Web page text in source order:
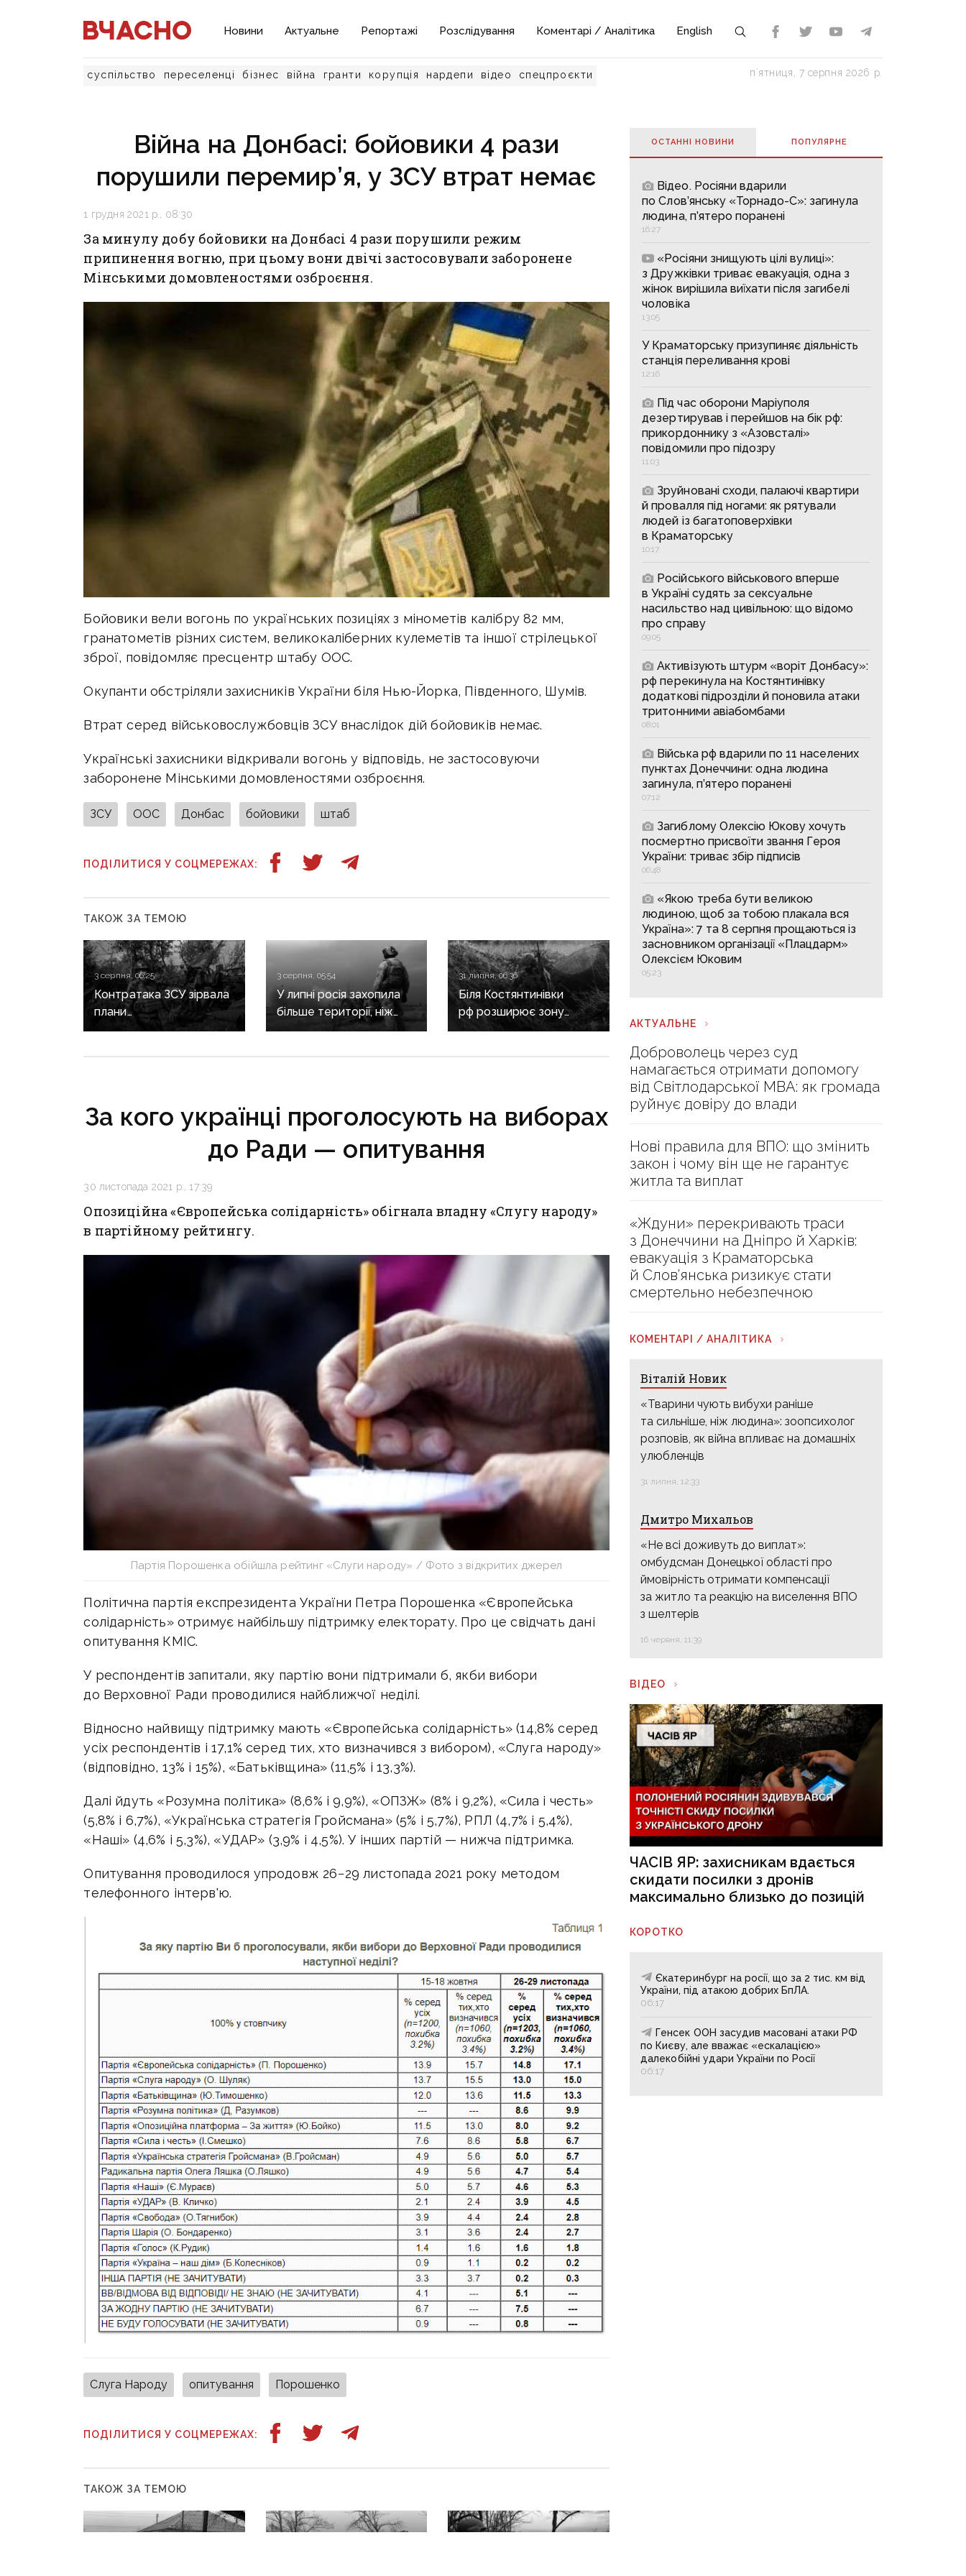
Новини Актуальне Репортажі Розслідування Коментарі / Аналітика English
суспільство переселенці бізнес війна гранти корупція нардепи відео спецпроєкти пʼятниця, 7 серпня 2026 р.
Війна на Донбасі: бойовики 4 рази
порушили перемир’я, у ЗСУ втрат немає
1 грудня 2021 р., 08:30
За минулу добу бойовики на Донбасі 4 рази порушили режим
припинення вогню, при цьому вони двічі застосовували заборонене
Мінськими домовленостями озброєння.
Бойовики вели вогонь по українських позиціях з мінометів калібру 82 мм,
гранатометів різних систем, великокаліберних кулеметів та іншої стрілецької
зброї, повідомляє пресцентр штабу ООС.
Окупанти обстріляли захисників України біля Нью-Йорка, Південного, Шумів.
Втрат серед військовослужбовців ЗСУ внаслідок дій бойовиків немає.
Українські захисники відкривали вогонь у відповідь, не застосовуючи
заборонене Мінськими домовленостями озброєння.
ЗСУ ООС Донбас бойовики штаб
ПОДІЛИТИСЯ У СОЦМЕРЕЖАХ:
ТАКОЖ ЗА ТЕМОЮ
3 серпня, 06:25
Контратака ЗСУ зірвала
плани
рф на Слов’янському
3 серпня, 05:54
У липні росія захопила
більше території, ніж
звільнили Сили
31 липня, 06:36
Біля Костянтинівки
рф розширює зону
контролю, а під
За кого українці проголосують на виборах
до Ради — опитування
30 листопада 2021 р., 17:39
Опозиційна «Європейська солідарність» обігнала владну «Слугу народу»
в партійному рейтингу.
Партія Порошенка обійшла рейтинг «Слуги народу» / Фото з відкритих джерел
Політична партія експрезидента України Петра Порошенка «Європейська
солідарність» отримує найбільшу підтримку електорату. Про це свідчать дані
опитування КМІС.
У респондентів запитали, яку партію вони підтримали б, якби вибори
до Верховної Ради проводилися найближчої неділі.
Відносно найвищу підтримку мають «Європейська солідарність» (14,8% серед
усіх респондентів і 17,1% серед тих, хто визначився з вибором), «Слуга народу»
(відповідно, 13% і 15%), «Батьківщина» (11,5% і 13,3%).
Далі йдуть «Розумна політика» (8,6% і 9,9%), «ОПЗЖ» (8% і 9,2%), «Сила і честь»
(5,8% і 6,7%), «Українська стратегія Гройсмана» (5% і 5,7%), РПЛ (4,7% і 5,4%),
«Наші» (4,6% і 5,3%), «УДАР» (3,9% і 4,5%). У інших партій — нижча підтримка.
Опитування проводилося упродовж 26−29 листопада 2021 року методом
телефонного інтерв'ю.
Слуга Народу опитування Порошенко
ПОДІЛИТИСЯ У СОЦМЕРЕЖАХ:
ТАКОЖ ЗА ТЕМОЮ
ОСТАННІ НОВИНИ ПОПУЛЯРНE
Відео. Росіяни вдарили
по Слов’янську «Торнадо-С»: загинула
людина, п’ятеро поранені
16:27
«Росіяни знищують цілі вулиці»:
з Дружківки триває евакуація, одна з
жінок вирішила виїхати після загибелі
чоловіка
13:05
У Краматорську призупиняє діяльність
станція переливання крові
12:16
Під час оборони Маріуполя
дезертирував і перейшов на бік рф:
прикордоннику з «Азовсталі»
повідомили про підозру
11:03
Зруйновані сходи, палаючі квартири
й провалля під ногами: як рятували
людей із багатоповерхівки
в Краматорську
10:17
Російського військового вперше
в Україні судять за сексуальне
насильство над цивільною: що відомо
про справу
09:05
Активізують штурм «воріт Донбасу»:
рф перекинула на Костянтинівку
додаткові підрозділи й поновила атаки
тритонними авіабомбами
08:01
Війська рф вдарили по 11 населених
пунктах Донеччини: одна людина
загинула, п’ятеро поранені
07:12
Загиблому Олексію Юкову хочуть
посмертно присвоїти звання Героя
України: триває збір підписів
06:48
«Якою треба бути великою
людиною, щоб за тобою плакала вся
Україна»: 7 та 8 серпня прощаються із
засновником організації «Плацдарм»
Олексієм Юковим
05:23
АКТУАЛЬНЕ
Доброволець через суд
намагається отримати допомогу
від Світлодарської МВА: як громада
руйнує довіру до влади
Нові правила для ВПО: що змінить
закон і чому він ще не гарантує
житла та виплат
«Ждуни» перекривають траси
з Донеччини на Дніпро й Харків:
евакуація з Краматорська
й Слов’янська ризикує стати
смертельно небезпечною
КОМЕНТАРІ / АНАЛІТИКА
Віталій Новик
«Тварини чують вибухи раніше
та сильніше, ніж людина»: зоопсихолог
розповів, як війна впливає на домашніх
улюбленців
31 липня, 12:33
Дмитро Михальов
«Не всі доживуть до виплат»:
омбудсман Донецької області про
ймовірність отримати компенсації
за житло та реакцію на виселення ВПО
з шелтерів
16 червня, 11:39
ВІДЕО
ЧАСІВ ЯР: захисникам вдається
скидати посилки з дронів
максимально близько до позицій
КОРОТКО
Єкатеринбург на росії, що за 2 тис. км від
України, під атакою добрих БпЛА.
06:17
Генсек ООН засудив масовані атаки РФ
по Києву, але вважає «ескалацією»
далекобійні удари України по Росії
06:17